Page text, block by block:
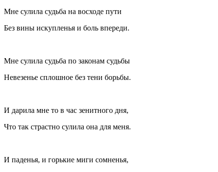
Мне сулила судьба на восходе пути
Без вины искупленья и боль впереди.
Мне сулила судьба по законам судьбы
Невезенье сплошное без тени борьбы.
И дарила мне то в час зенитного дня,
Что так страстно сулила она для меня.
И паденья, и горькие миги сомненья,